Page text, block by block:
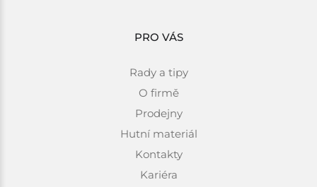
PRO VÁS
Rady a tipy
O firmě
Prodejny
Hutní materiál
Kontakty
Kariéra